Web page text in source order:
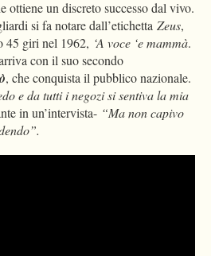
ottiene un discreto successo dal vivo.
si fa notare dall’etichetta Zeus,
45 giri nel 1962, ‘A voce ‘e mammà.
con il suo secondo
, che conquista il pubblico nazionale.
e da tutti i negozi si sentiva la mia
in un’intervista- “Ma non capivo